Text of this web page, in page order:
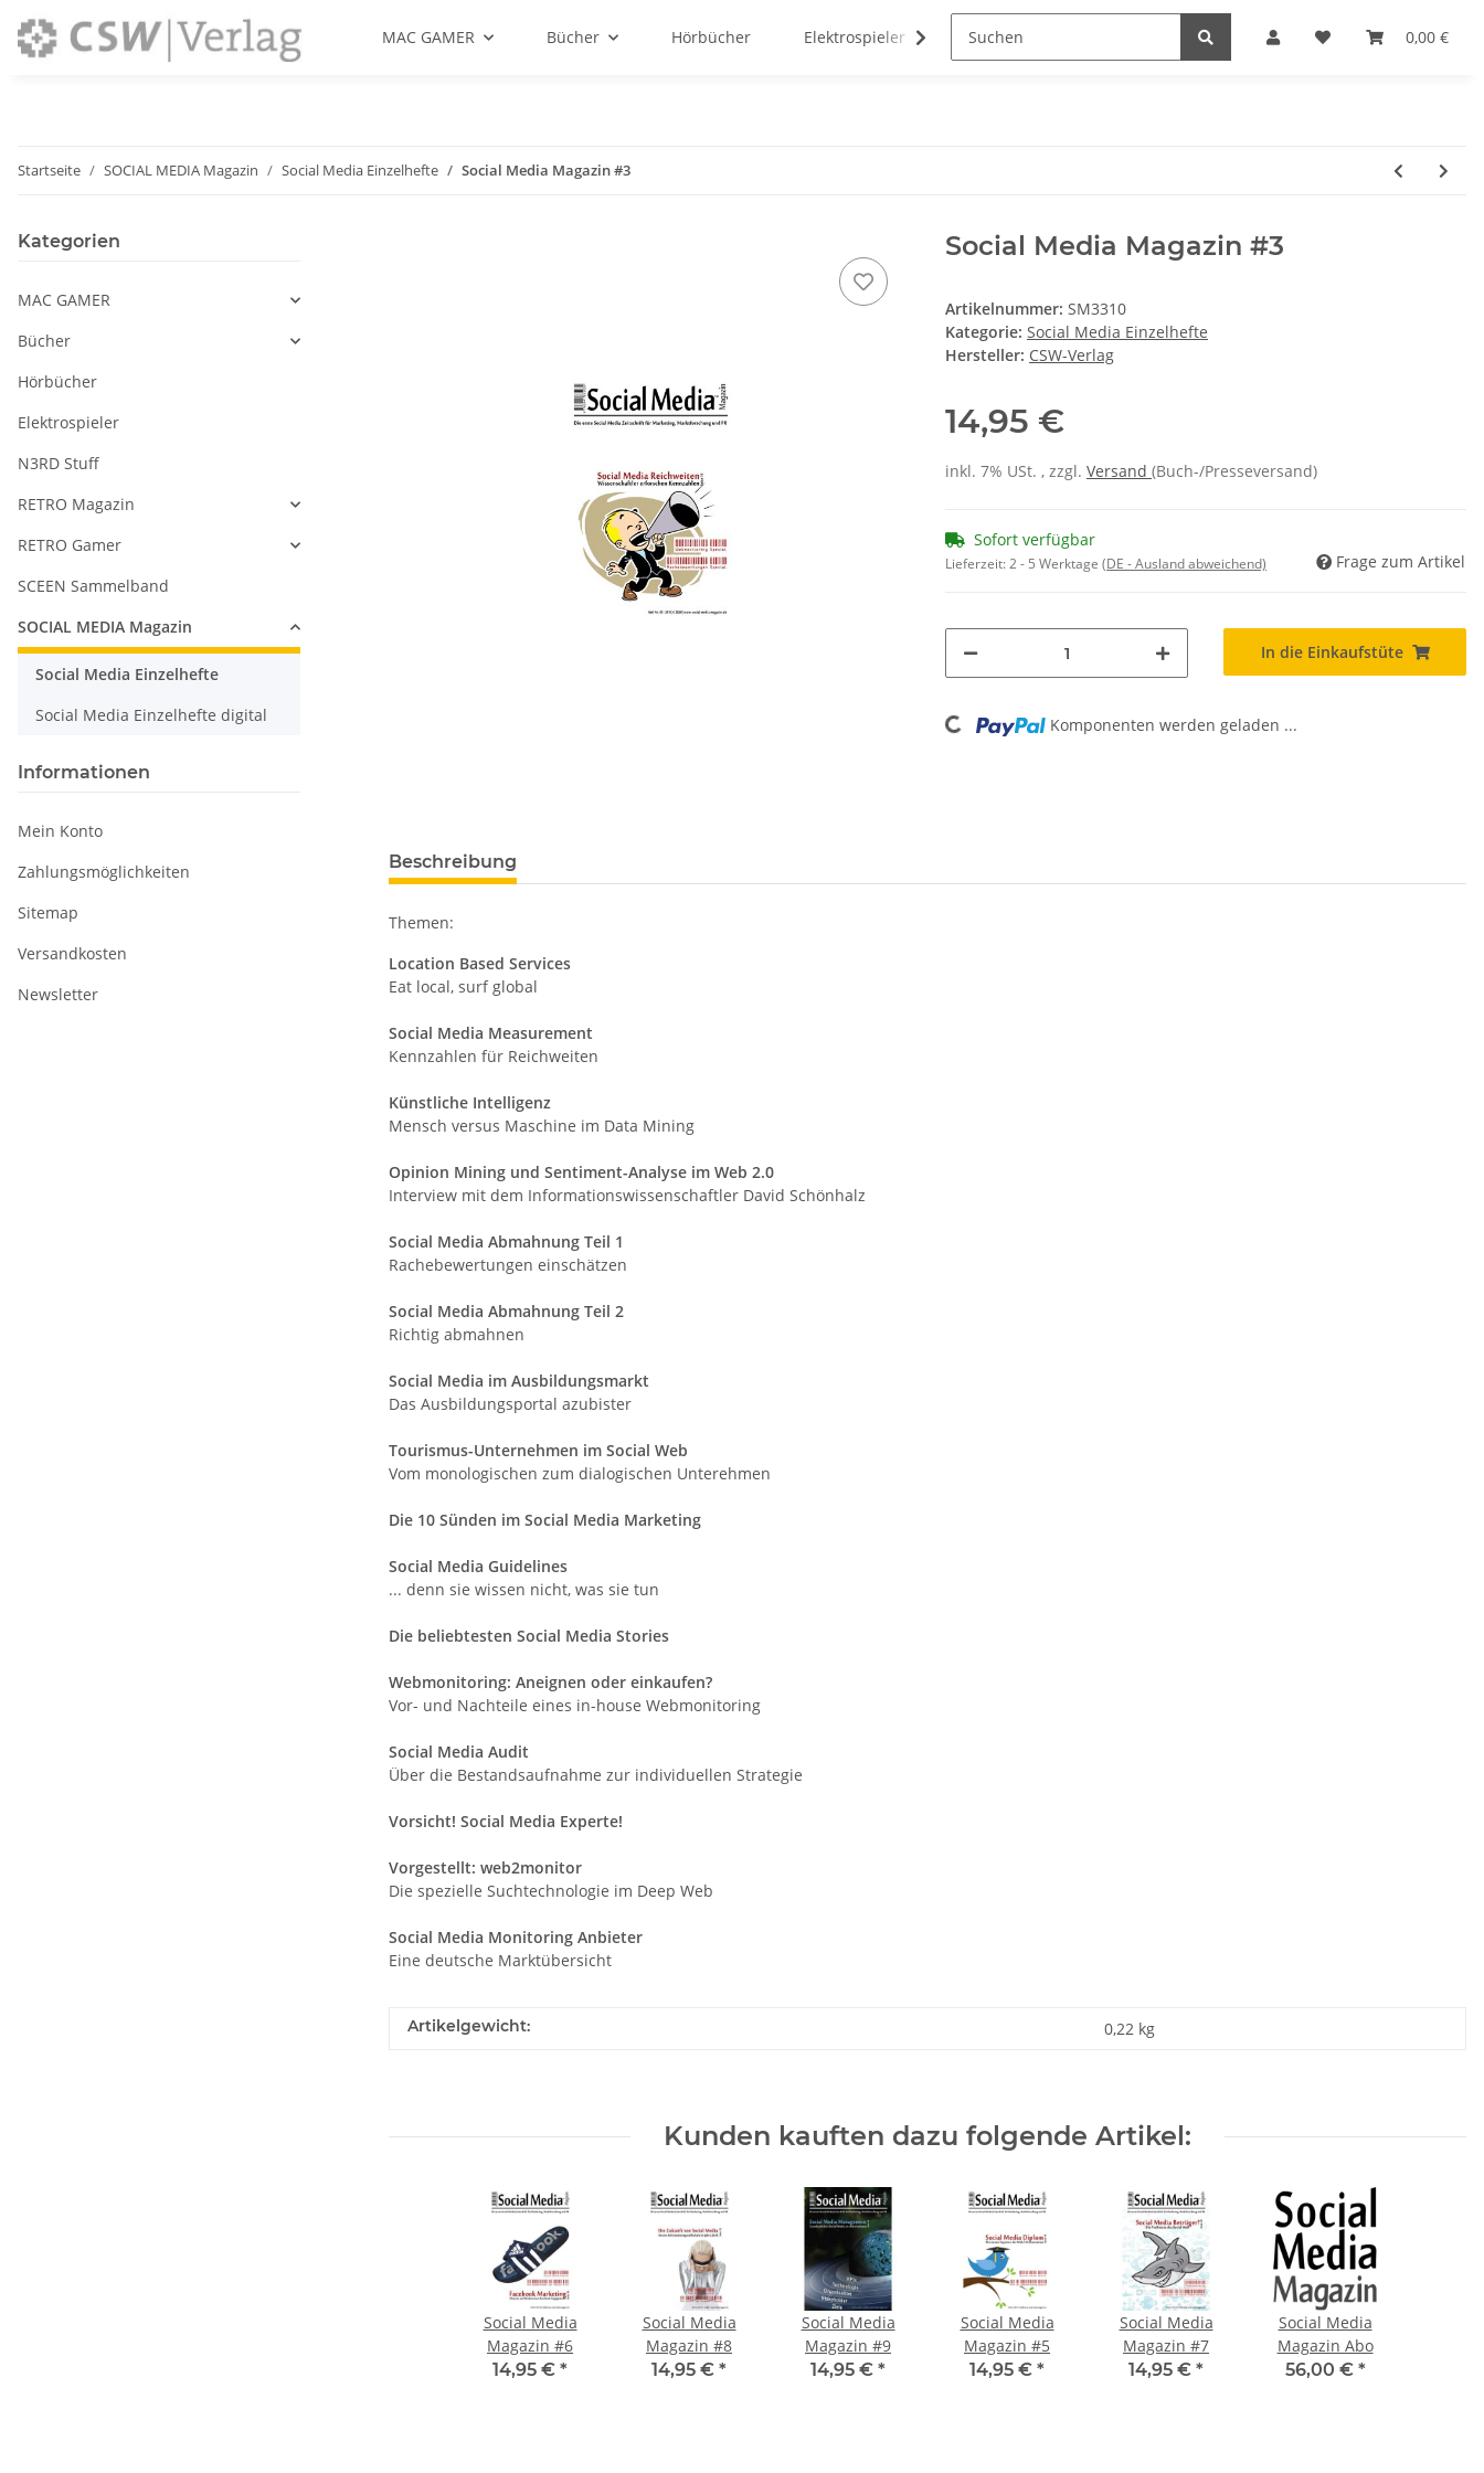
0,00 €
MAC GAMER Bücher Hörbücher Elektrospieler N3RD Stuff RETRO Magazin RETRO Gamer
Startseite SOCIAL MEDIA Magazin Social Media Einzelhefte Social Media Magazin #3
Social Media Magazin #3
Artikelnummer: SM3310
Kategorie: Social Media Einzelhefte
Hersteller: CSW-Verlag
14,95 €
inkl. 7% USt. , zzgl. Versand (Buch-/Presseversand)
Sofort verfügbar
Lieferzeit:2 - 5 Werktage (DE - Ausland abweichend) Frage zum Artikel
In die Einkaufstüte
Loading... Komponenten werden geladen ...
Beschreibung
Themen:
Location Based Services
Eat local, surf global
Social Media Measurement
Kennzahlen für Reichweiten
Künstliche Intelligenz
Mensch versus Maschine im Data Mining
Opinion Mining und Sentiment-Analyse im Web 2.0
Interview mit dem Informationswissenschaftler David Schönhalz
Social Media Abmahnung Teil 1
Rachebewertungen einschätzen
Social Media Abmahnung Teil 2
Richtig abmahnen
Social Media im Ausbildungsmarkt
Das Ausbildungsportal azubister
Tourismus-Unternehmen im Social Web
Vom monologischen zum dialogischen Unterehmen
Die 10 Sünden im Social Media Marketing
Social Media Guidelines
... denn sie wissen nicht, was sie tun
Die beliebtesten Social Media Stories
Webmonitoring: Aneignen oder einkaufen?
Vor- und Nachteile eines in-house Webmonitoring
Social Media Audit
Über die Bestandsaufnahme zur individuellen Strategie
Vorsicht! Social Media Experte!
Vorgestellt: web2monitor
Die spezielle Suchtechnologie im Deep Web
Social Media Monitoring Anbieter
Eine deutsche Marktübersicht
Artikelgewicht: 0,22 kg
Kunden kauften dazu folgende Artikel:
Social Media
Magazin #6
14,95 € *
Social Media
Magazin #8
14,95 € *
Social Media
Magazin #9
14,95 € *
Social Media
Magazin #5
14,95 € *
Social Media
Magazin #7
14,95 € *
Social Media
Magazin Abo
56,00 € *
Kategorien
MAC GAMER
Bücher
Hörbücher
Elektrospieler
N3RD Stuff
RETRO Magazin
RETRO Gamer
SCEEN Sammelband
SOCIAL MEDIA Magazin
Social Media Einzelhefte
Social Media Einzelhefte digital
Informationen
Mein Konto
Zahlungsmöglichkeiten
Sitemap
Versandkosten
Newsletter